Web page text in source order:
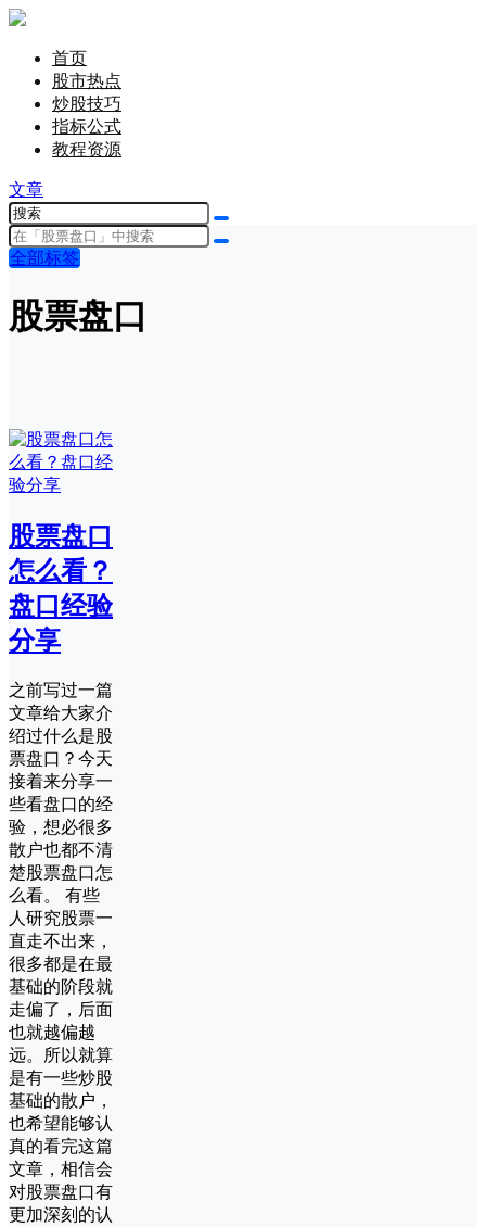
首页
股市热点
炒股技巧
指标公式
教程资源
文章
全部标签
股票盘口
股票盘口
怎么看？
盘口经验
分享
之前写过一篇
文章给大家介
绍过什么是股
票盘口？今天
接着来分享一
些看盘口的经
验，想必很多
散户也都不清
楚股票盘口怎
么看。 有些
人研究股票一
直走不出来，
很多都是在最
基础的阶段就
走偏了，后面
也就越偏越
远。所以就算
是有一些炒股
基础的散户，
也希望能够认
真的看完这篇
文章，相信会
对股票盘口有
更加深刻的认